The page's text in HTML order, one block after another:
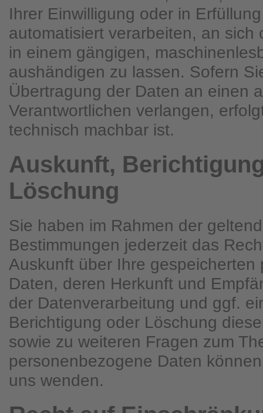
Ihrer Einwilligung oder in
automatisiert verarbeiten, an sich
in einem gängigen,
aushändigen zu lassen. Sofern
Übertragung der Daten an einen
Verantwortlichen verlangen,
technisch machbar ist.
Auskunft,
Löschung
Sie haben im Rahmen der
Bestimmungen jederzeit das
Auskunft über Ihre
Daten, deren Herkunft und
der Datenverarbeitung und ggf.
Berichtigung oder Löschung
sowie zu weiteren Fragen zum
personenbezogene Daten
uns wenden.